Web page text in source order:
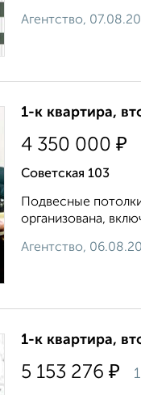
Агентство,
1-к квартира,
4 350 000 ₽
Советская 103
Подвесные
организована,
Агентство,
1-к квартира,
5 153 276 ₽